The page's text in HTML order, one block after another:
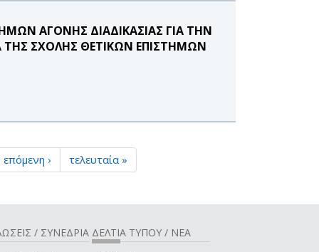
ΑΓΟΝΗΣ ΔΙΑΔΙΚΑΣΙΑΣ ΓΙΑ ΤΗΝ
ΣΧΟΛΗΣ ΘΕΤΙΚΩΝ ΕΠΙΣΤΗΜΩΝ
επόμενη › τελευταία »
/ ΣΥΝΕΔΡΙΑ ΔΕΛΤΙΑ ΤΥΠΟΥ / ΝΕΑ